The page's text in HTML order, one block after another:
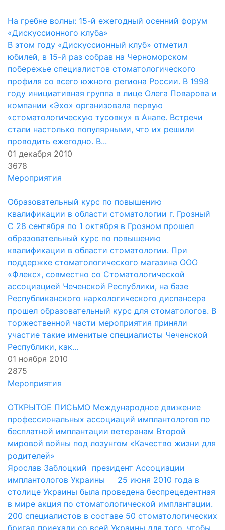
На гребне волны: 15-й ежегодный осенний форум
«Дискуссионного клуба»
В этом году «Дискуссионный клуб» отметил
юбилей, в 15-й раз собрав на Черноморском
побережье специалистов стоматологического
профиля со всего южного региона России. В 1998
году инициативная группа в лице Олега Поварова и
компании «Эхо» организовала первую
«стоматологическую тусовку» в Анапе. Встречи
стали настолько популярными, что их решили
проводить ежегодно. В...
01 декабря 2010
3678
Мероприятия
Образовательный курс по повышению
квалификации в области стоматологии г. Грозный
С 28 сентября по 1 октября в Грозном прошел
образовательный курс по повышению
квалификации в области стоматологии. При
поддержке стоматологического магазина ООО
«Флекс», совместно со Стоматологической
ассоциацией Чеченской Республики, на базе
Республиканского наркологического диспансера
прошел образовательный курс для стоматологов. В
торжественной части мероприятия приняли
участие такие именитые специалисты Чеченской
Республики, как...
01 ноября 2010
2875
Мероприятия
ОТКРЫТОЕ ПИСЬМО Международное движение
профессиональных ассоциаций имплантологов по
бесплатной имплантации ветеранам Второй
мировой войны под лозунгом «Качество жизни для
родителей»
Ярослав Заблоцкий президент Ассоциации
имплантологов Украины 25 июня 2010 года в
столице Украины была проведена беспрецедентная
в мире акция по стоматологической имплантации.
200 специалистов в составе 50 стоматологических
бригад приехали со всей Украины для того, чтобы